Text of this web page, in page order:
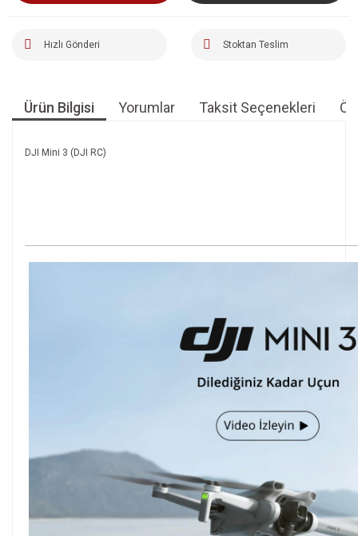
Hızlı Gönderi Stoktan Teslim
Ürün Bilgisi Yorumlar Taksit Seçenekleri
DJI Mini 3 (DJI RC)